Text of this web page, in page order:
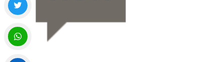
Twitter
WhatsApp